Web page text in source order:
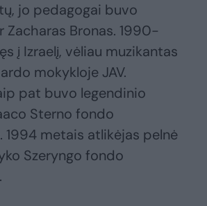
jo pedagogai buvo
Zacharas Bronas. 1990-
į Izraelį, vėliau muzikantas
mokykloje JAV.
pat buvo legendinio
Sterno fondo
1994 metais atlikėjas pelnė
Szeryngo fondo